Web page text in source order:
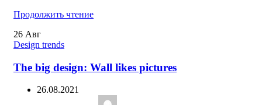
Продолжить чтение
26 Авг
Design trends
The big design: Wall likes pictures
26.08.2021